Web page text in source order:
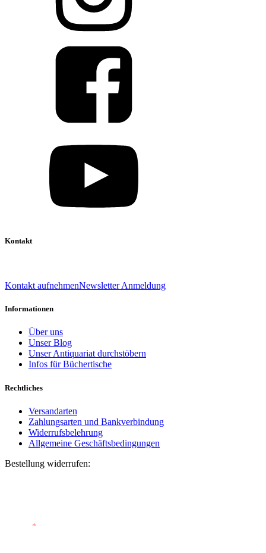
Kontakt
Kontakt aufnehmenNewsletter Anmeldung
Informationen
Über uns
Unser Blog
Unser Antiquariat durchstöbern
Infos für Büchertische
Rechtliches
Versandarten
Zahlungsarten und Bankverbindung
Widerrufsbelehrung
Allgemeine Geschäftsbedingungen
Bestellung widerrufen:
*